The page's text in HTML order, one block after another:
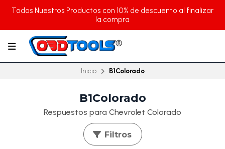
Todos Nuestros Productos con 10% de descuento al finalizar
la compra
Inicio B1Colorado
B1Colorado
Respuestos para Chevrolet Colorado
Filtros